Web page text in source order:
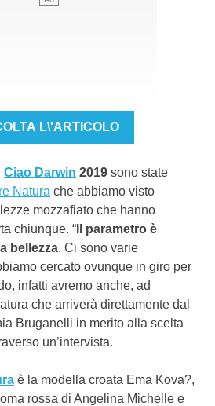
L\'ARTICOLO
Ciao Darwin 2019 sono state
Natura che abbiamo visto
mozzafiato che hanno
chiunque. “ Il parametro è
bellezza. Ci sono varie
cercato ovunque in giro per
infatti avremo anche, ad
che arriverà direttamente dal
Bruganelli in merito alla scelta
un’intervista.
è la modella croata Ema Kova?,
rossa di Angelina Michelle e